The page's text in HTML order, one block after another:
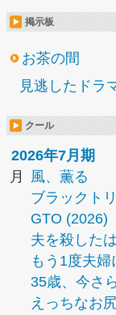
掲示板
お茶の間
見逃したドラ
クール
2026年7月期
月
風、薫る
ブラックト
GTO (2026)
夫を殺した
もう1度夫
35歳、今さ
えっちなお